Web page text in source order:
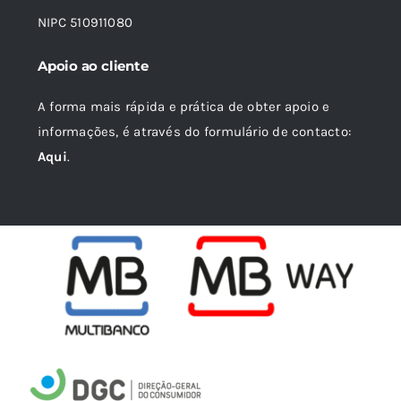
NIPC 510911080
Apoio ao cliente
A forma mais rápida e prática de obter apoio e
informações, é através do formulário de contacto:
Aqui.